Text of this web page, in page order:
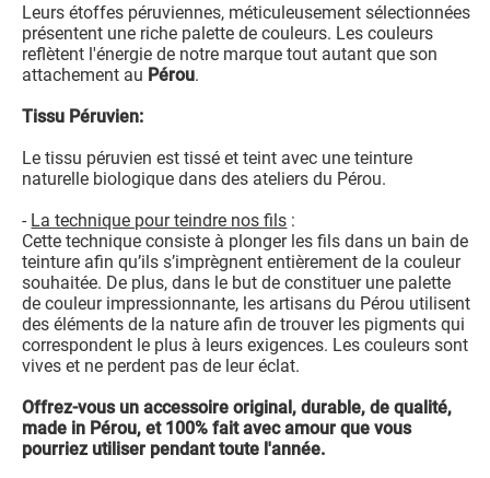
Leurs étoffes péruviennes, méticuleusement sélectionnées
présentent une riche palette de couleurs. Les couleurs
reflètent l'énergie de notre marque tout autant que son
attachement au Pérou.
Tissu Péruvien:
Le tissu péruvien est tissé et teint avec une teinture
naturelle biologique dans des ateliers du Pérou.
- La technique pour teindre nos fils :
Cette technique consiste à plonger les fils dans un bain de
teinture afin qu’ils s’imprègnent entièrement de la couleur
souhaitée. De plus, dans le but de constituer une palette
de couleur impressionnante, les artisans du Pérou utilisent
des éléments de la nature afin de trouver les pigments qui
correspondent le plus à leurs exigences. Les couleurs sont
vives et ne perdent pas de leur éclat.
Offrez-vous un accessoire original, durable, de qualité,
made in Pérou, et 100% fait avec amour que vous
pourriez utiliser pendant toute l'année.